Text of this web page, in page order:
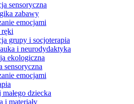
sensoryczna
zabawy
emocjami
ręki
grupy i socjoterapia
i neurodydaktyka
ekologiczna
sensoryczna
emocjami
dziecka
i materiały